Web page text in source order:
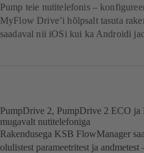
Pump teie nutitelefonis –
MyFlow Drive’i hõlpsalt tasuta
saadaval nii iOSi kui ka Androidi
PumpDrive 2, PumpDrive 2 ECO
mugavalt nutitelefoniga
Rakendusega KSB FlowManager
olulistest parameetritest ja